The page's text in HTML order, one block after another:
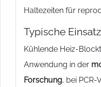
Haltezeiten für
Typische
Kühlende Heiz-
Anwendung in der
Forschung, bei